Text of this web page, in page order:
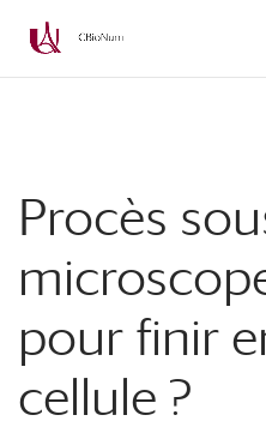
Procès
pour finir
cellule ?